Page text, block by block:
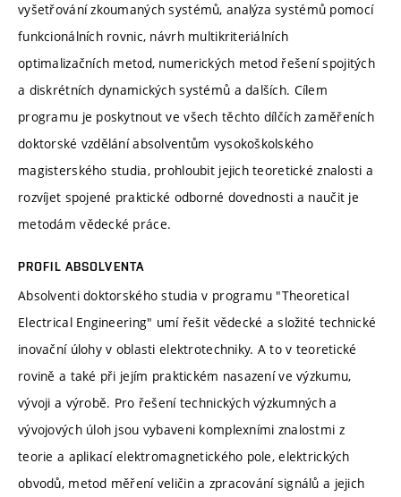
vyšetřování zkoumaných systémů, analýza systémů pomocí
funkcionálních rovnic, návrh multikriteriálních
optimalizačních metod, numerických metod řešení spojitých
a diskrétních dynamických systémů a dalších. Cílem
programu je poskytnout ve všech těchto dílčích zaměřeních
doktorské vzdělání absolventům vysokoškolského
magisterského studia, prohloubit jejich teoretické znalosti a
rozvíjet spojené praktické odborné dovednosti a naučit je
metodám vědecké práce.
PROFIL ABSOLVENTA
Absolventi doktorského studia v programu "Theoretical
Electrical Engineering" umí řešit vědecké a složité technické
inovační úlohy v oblasti elektrotechniky. A to v teoretické
rovině a také při jejím praktickém nasazení ve výzkumu,
vývoji a výrobě. Pro řešení technických výzkumných a
vývojových úloh jsou vybaveni komplexními znalostmi z
teorie a aplikací elektromagnetického pole, elektrických
obvodů, metod měření veličin a zpracování signálů a jejich